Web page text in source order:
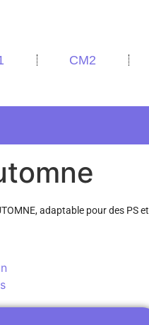
CM2
adaptable pour des PS et